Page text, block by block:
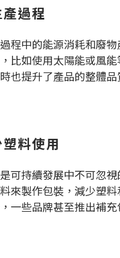
過程
程中的能源消耗和廢
比如使用太陽能或風
也提升了產品的整體品
料使用
可持續發展中不可忽
來製作包裝，減少塑
一些品牌甚至推出補